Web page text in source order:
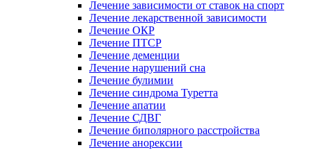
Лечение зависимости от ставок на спорт
Лечение лекарственной зависимости
Лечение ОКР
Лечение ПТСР
Лечение деменции
Лечение нарушений сна
Лечение булимии
Лечение синдрома Туретта
Лечение апатии
Лечение СДВГ
Лечение биполярного расстройства
Лечение анорексии